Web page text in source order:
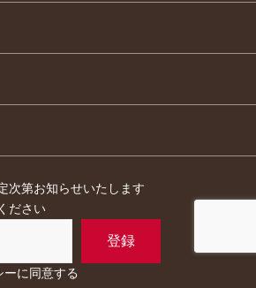
次第お知らせいたします
ださい
に同意する